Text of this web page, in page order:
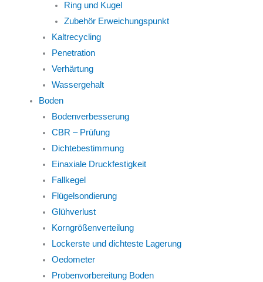
Ring und Kugel
Zubehör Erweichungspunkt
Kaltrecycling
Penetration
Verhärtung
Wassergehalt
Boden
Bodenverbesserung
CBR – Prüfung
Dichtebestimmung
Einaxiale Druckfestigkeit
Fallkegel
Flügelsondierung
Glühverlust
Korngrößenverteilung
Lockerste und dichteste Lagerung
Oedometer
Probenvorbereitung Boden